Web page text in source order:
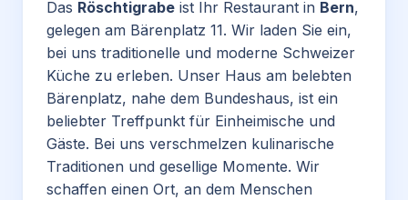
Das Röschtigrabe ist Ihr Restaurant in Bern,
gelegen am Bärenplatz 11. Wir laden Sie ein,
bei uns traditionelle und moderne Schweizer
Küche zu erleben. Unser Haus am belebten
Bärenplatz, nahe dem Bundeshaus, ist ein
beliebter Treffpunkt für Einheimische und
Gäste. Bei uns verschmelzen kulinarische
Traditionen und gesellige Momente. Wir
schaffen einen Ort, an dem Menschen